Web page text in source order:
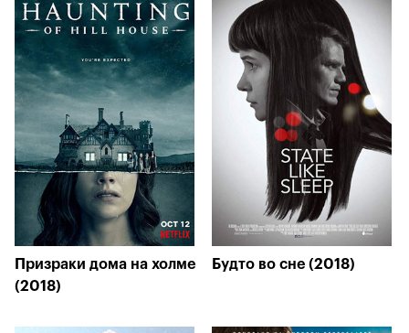
Призраки дома на холме
(2018)
Будто во сне (2018)